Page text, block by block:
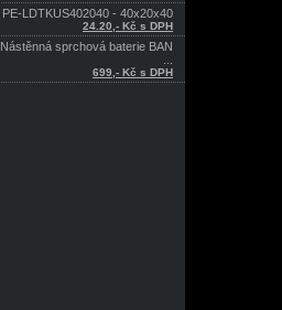
PE-LDTKUS402040 - 40x20x40
24.20,- Kč s DPH
Nástěnná sprchová baterie BAN
699,- Kč s DPH